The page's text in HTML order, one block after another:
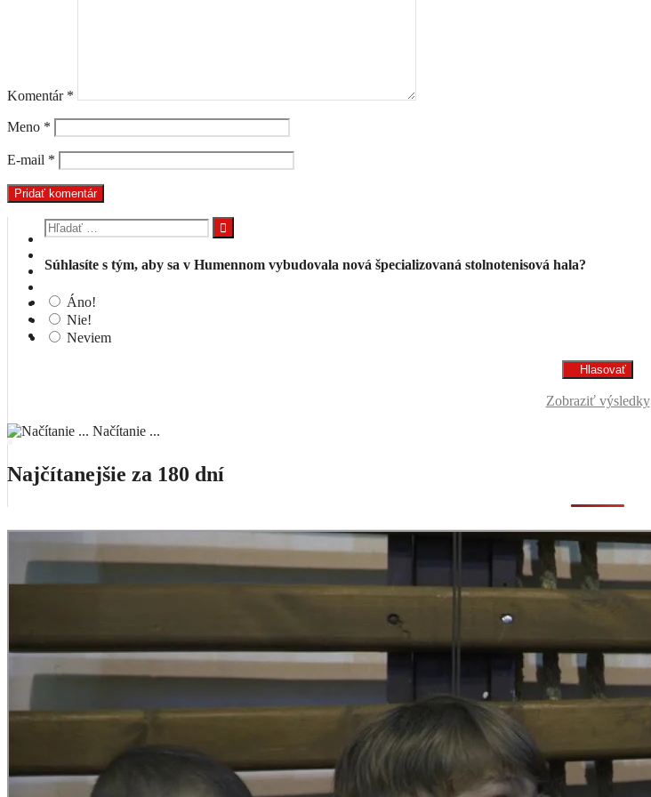
Komentár *
Meno *
E-mail *
Hľadať:
Súhlasíte s tým, aby sa v Humennom vybudovala nová špecializovaná stolnotenisová hala?
Áno!
Nie!
Neviem
Zobraziť výsledky
Načítanie ...
Najčítanejšie za 180 dní